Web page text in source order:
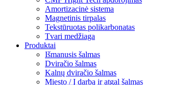
Amortizacinė sistema
Magnetinis tirpalas
Tekstūruotas polikarbonatas
Tvari medžiaga
Produktai
Išmanusis šalmas
Dviračio šalmas
Kalnų dviračio šalmas
Miesto / Į darbą ir atgal šalmas